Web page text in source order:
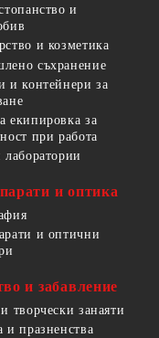
и
и козметика
съхранение
и контейнери за
екипировка за
при работа
и оптика
и оптични
и забавление
творчески занаяти
и празненства